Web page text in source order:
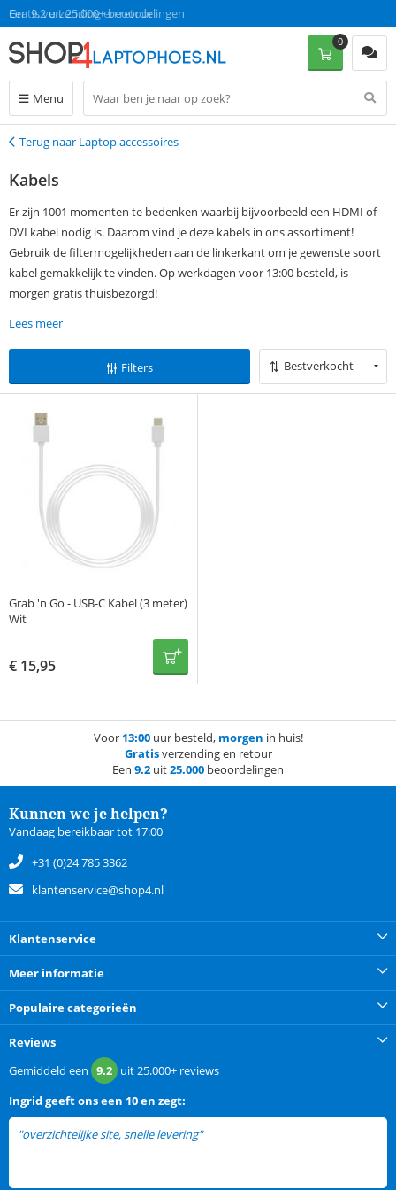
Gratis verzending en retour
Een 9.2 uit 25.000+ beoordelingen
Menu
0
Terug
Terug naar Laptop accessoires
Kabels
Er zijn 1001 momenten te bedenken waarbij bijvoorbeeld een HDMI of
DVI kabel nodig is. Daarom vind je deze kabels in ons assortiment!
Gebruik de filtermogelijkheden aan de linkerkant om je gewenste soort
kabel gemakkelijk te vinden. Op werkdagen voor 13:00 besteld, is
morgen gratis thuisbezorgd!
Lees meer
Filters Bestverkocht
Grab 'n Go - USB-C Kabel (3 meter)
Wit
€ 15,95
Voor 13:00uur besteld, morgen in huis!
Gratisverzending en retour
Een 9.2 uit25.000 beoordelingen
Kunnen we je helpen?
Vandaag bereikbaar tot 17:00
+31 (0)24 785 3362
klantenservice@shop4.nl
Klantenservice
Meer informatie
Populaire categorieën
Reviews
Gemiddeld een 9.2 uit25.000+ reviews
Ingridgeeft ons een 10 en zegt:
"overzichtelijke site, snelle levering"